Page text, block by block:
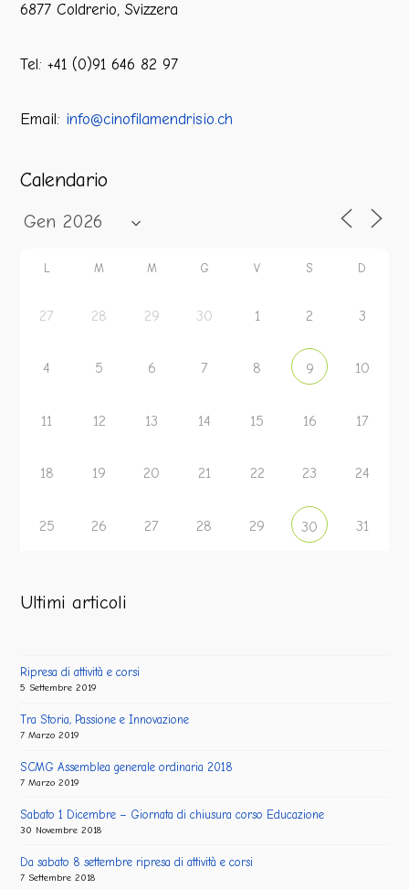
6877 Coldrerio, Svizzera
Tel: +41 (0)91 646 82 97
Email: info@cinofilamendrisio.ch
Calendario
M M G V S D
27 28 29 30 1 2 3
4 5 6 7 8 9 10
11 12 13 14 15 16 17
18 19 20 21 22 23 24
25 26 27 28 29 30 31
Ultimi articoli
Ripresa di attività e corsi
5 Settembre 2019
Tra Storia, Passione e Innovazione
7 Marzo 2019
SCMG Assemblea generale ordinaria 2018
7 Marzo 2019
Sabato 1 Dicembre – Giornata di chiusura corso Educazione
30 Novembre 2018
Da sabato 8 settembre ripresa di attività e corsi
7 Settembre 2018